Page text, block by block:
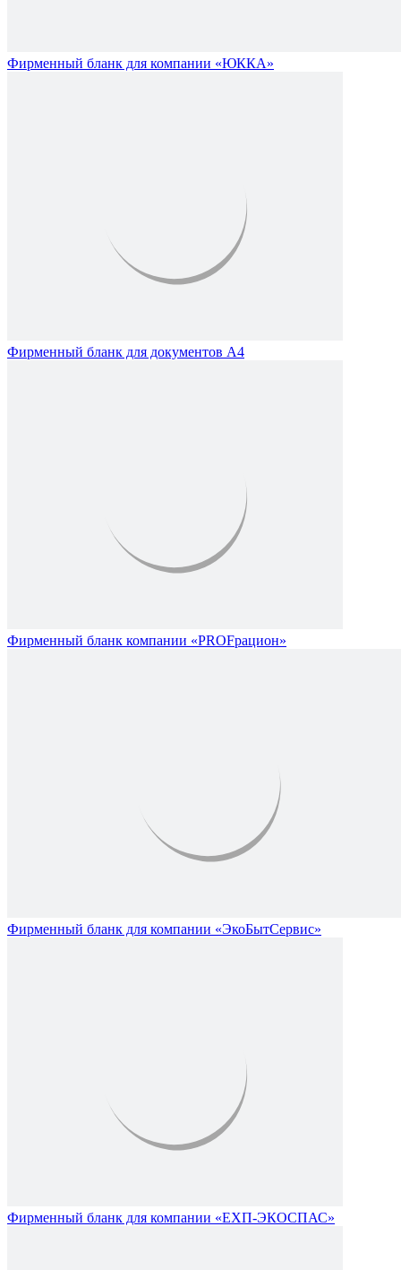
Фирменный бланк для компании «ЮККА»
Фирменный бланк для документов А4
Фирменный бланк компании «PROFрацион»
Фирменный бланк для компании «ЭкоБытСервис»
Фирменный бланк для компании «ЕХП-ЭКОСПАС»